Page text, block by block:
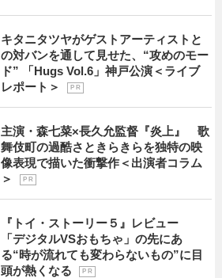
キタニタツヤがゲストアーティストと
の対バンを通して見せた、“攻めのモー
ド” 「Hugs Vol.6」神戸公演＜ライブ
レポート＞
P R
主演・森七菜×長久允監督『炎上』 歌
舞伎町の過酷さときらきらを独特の映
像表現で描いた衝撃作＜出演者コラム
＞
P R
『トイ・ストーリー５』レビュー
「デジタルVSおもちゃ」の先にあ
る“時が流れても変わらないもの”に目
頭が熱くなる
P R